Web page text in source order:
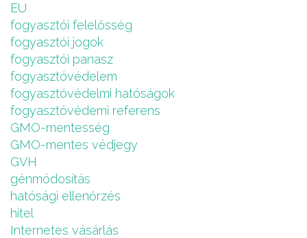
EU
fogyasztói felelősség
fogyasztói jogok
fogyasztói panasz
fogyasztóvédelem
fogyasztóvédelmi hatóságok
fogyasztóvédemi referens
GMO-mentesség
GMO-mentes védjegy
GVH
génmódosítás
hatósági ellenőrzés
hitel
Internetes vásárlás